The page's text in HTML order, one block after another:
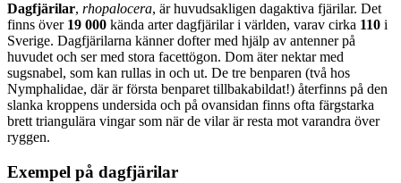
Dagfjärilar, rhopalocera, är huvudsakligen dagaktiva fjärilar. Det
finns över 19 000 kända arter dagfjärilar i världen, varav cirka 110 i
Sverige. Dagfjärilarna känner dofter med hjälp av antenner på
huvudet och ser med stora facettögon. Dom äter nektar med
sugsnabel, som kan rullas in och ut. De tre benparen (två hos
Nymphalidae, där är första benparet tillbakabildat!) återfinns på den
slanka kroppens undersida och på ovansidan finns ofta färgstarka
brett triangulära vingar som när de vilar är resta mot varandra över
ryggen.
Exempel på dagfjärilar